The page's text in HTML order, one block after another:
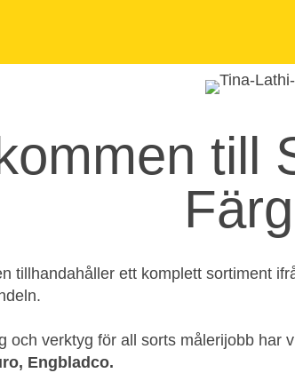
till
tillhandahåller ett komplett sortiment
och verktyg för all sorts målerijobb har
Engbladco.